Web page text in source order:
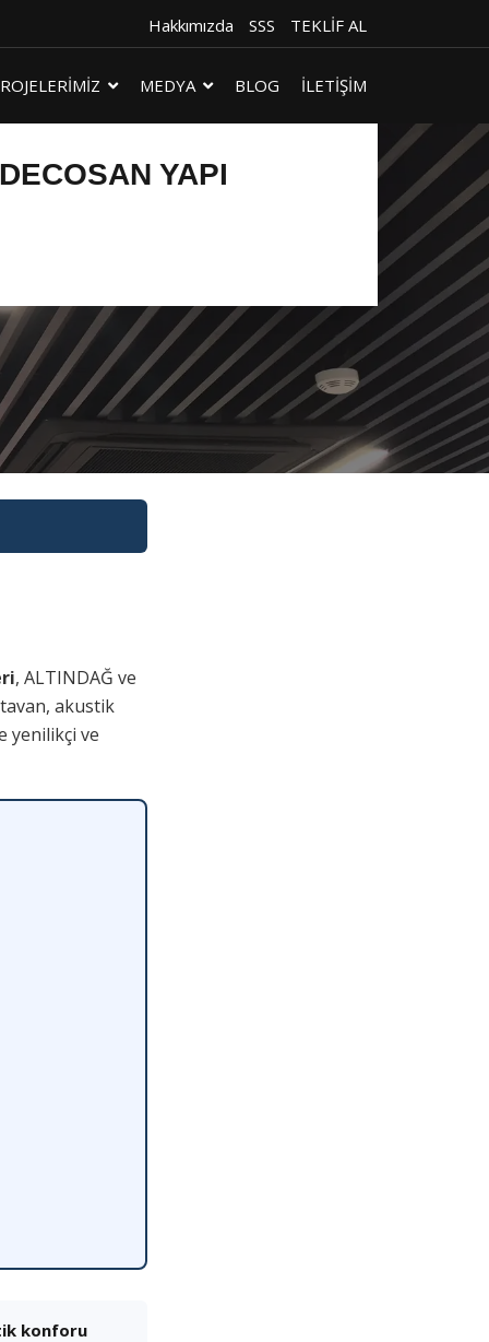
Hakkımızda SSS TEKLİF AL
MEDYA BLOG İLETİŞİM
YAPI
, ALTINDAĞ ve
akustik
yenilikçi ve
konforu